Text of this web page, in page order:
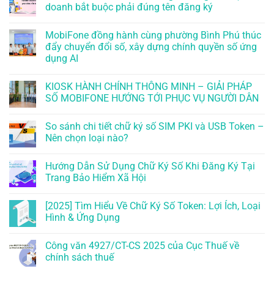
doanh bắt buộc phải đúng tên đăng ký
MobiFone đồng hành cùng phường Bình Phú thúc
đẩy chuyển đổi số, xây dựng chính quyền số ứng
dụng AI
KIOSK HÀNH CHÍNH THÔNG MINH – GIẢI PHÁP
SỐ MOBIFONE HƯỚNG TỚI PHỤC VỤ NGƯỜI DÂN
So sánh chi tiết chữ ký số SIM PKI và USB Token –
Nên chọn loại nào?
Hướng Dẫn Sử Dụng Chữ Ký Số Khi Đăng Ký Tại
Trang Bảo Hiểm Xã Hội
[2025] Tìm Hiểu Về Chữ Ký Số Token: Lợi Ích, Loại
Hình & Ứng Dụng
Công văn 4927/CT-CS 2025 của Cục Thuế về
chính sách thuế